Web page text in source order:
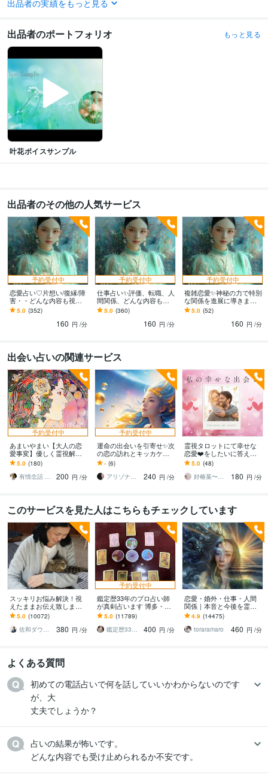
ラチナランク昇格 ココナラ様よりお声がけいただき『認定占い師』として
その他ツール
タロット占い:6年 タロット占い講師:1年
出品者の実績をもっと見る
出品者のポートフォリオ もっと見る
叶花ボイスサンプル
出品者のその他の人気サービス
予約受付中
恋愛占い♡片想い/復縁/障
害・・どんな内容も視ま
す お相手の気持ちを読み
解き 高次元の光から道し
5.0 (352)
160 円 /分
予約受付中
仕事占い✨評価、転職、人
間関係、どんな内容も視
ます キャリアのお悩みを
高次の視点から読み解く
深層リーディング✨
5.0 (360)
160 円 /分
予約受付中
複雑恋愛✨神秘の力で特別
な関係を進展に導きます
あの人が秘めている、あ
なたへの想い・未来を細
5.0 (52)
160 円 /分
出会い占いの関連サービス
予約受付中
あまいやまい【大人の恋
愛事変】優しく霊視解決
します 絡まる悩み紐解く
透視！夢を見てる奴らに
送るぜDREAMIN！
5.0 (180)
有情念話 ねるふ ﾋﾋﾞｷﾏﾉｽﾍﾞｼ
200 円 /分
予約受付中
運命の出会いを引寄せ✨次
の恋の訪れとキッカケ視
ます 未来の恋人はどんな
人？特徴・出会うタイミ
ングを詳しく視ます✨
- (6)
アリゾナ鑑定★Ayumi～愛結実
240 円 /分
霊視タロットにて幸せな
恋愛❤️をしたいに答えま
す アカシックリーディン
グにて貴方の幸せな出会
いを導きます❤️
5.0 (48)
好椿葉〜よつば〜
180 円 /分
このサービスを見た人はこちらもチェックしています
スッキリお悩み解決！視
えたままお伝え致します
恋愛、結婚、人間関係、
仕事、人生、ペットの気
持ち等◎祈願付き
5.0 (10072)
佐和ダウジング＆スピリットメンター
380 円 /分
予約受付中
鑑定歴33年のプロ占い師
が真剣占います 博多・廓
屋の純血統占い祈願師
雷鳥
5.0 (11789)
鑑定歴33年のプロ占い師 雷鳥
400 円 /分
恋愛・婚外・仕事・人間
関係｜本音と今後を霊視
ます 現実重視の鑑定｜本
質と今後の行動を具体的
にお伝えします
4.9 (14475)
toraramaro
460 円 /分
よくある質問
初めての電話占いで何を話していいかわからないのです
が、大
丈夫でしょうか？
占いの結果が怖いです。
どんな内容でも受け止められるか不安です。